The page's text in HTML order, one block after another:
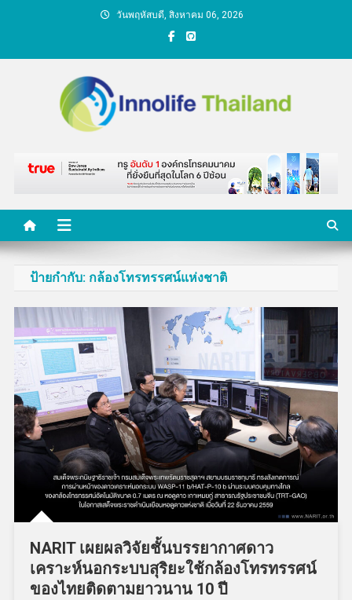
วันพฤหัสบดี, สิงหาคม 06, 2026
คนกับความคิด ชีวิตกับ
นวัตกรรม
ป้ายกำกับ: กล้องโทรทรรศน์แห่งชาติ
NARIT เผยผลวิจัยชั้นบรรยากาศดาว
เคราะห์นอกระบบสุริยะใช้กล้องโทรทรรศน์
ของไทยติดตามยาวนาน 10 ปี